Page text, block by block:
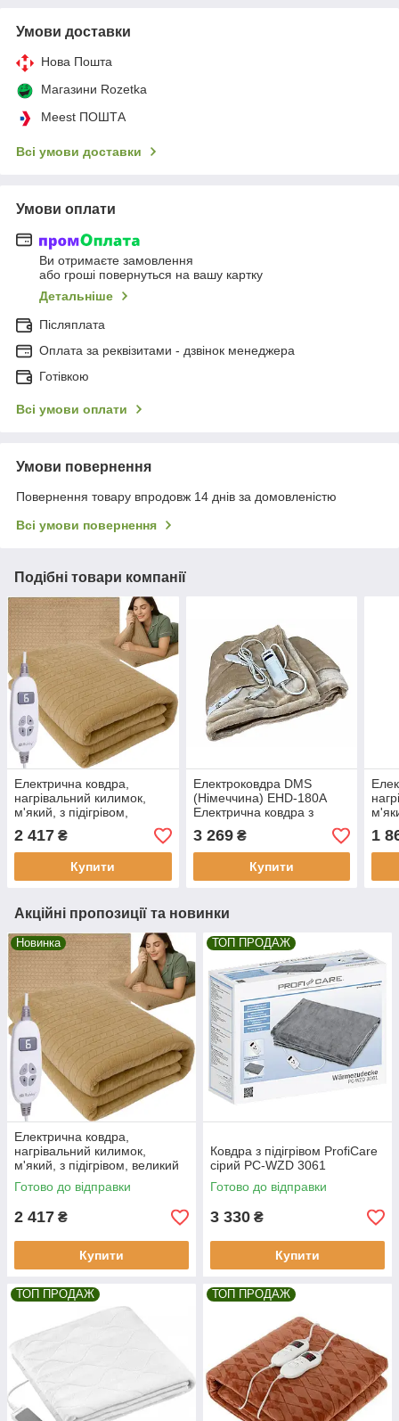
Умови доставки
Нова Пошта
Магазини Rozetka
Meest ПОШТА
Всі умови доставки
Умови оплати
Ви отримаєте замовлення
або гроші повернуться на вашу картку
Детальніше
Післяплата
Оплата за реквізитами - дзвінок менеджера
Готівкою
Всі умови оплати
Умови повернення
Повернення товару впродовж 14 днів за домовленістю
Всі умови повернення
Подібні товари компанії
Електрична ковдра,
нагрівальний килимок,
м'який, з підігрівом,
великий двоспальний 180
x 130см.бежевий
2 417 ₴
Купити
Електроковдра DMS
(Німеччина) EHD-180A
Електрична ковдра з
Електропростирадло
180х130 см
3 269₴
Купити
x
1
Акційні пропозиції та новинки
Новинка
Електрична ковдра,
нагрівальний килимок,
м'який, з підігрівом, великий
двоспальний 180 x
130см.бежевий
Готово до відправки
2 417 ₴
Купити
ТОП ПРОДАЖ
Ковдра з підігрівом ProfiCare
сірий PC-WZD 3061
Готово до відправки
3 330 ₴
Купити
ТОП ПРОДАЖ ТОП ПРОДАЖ